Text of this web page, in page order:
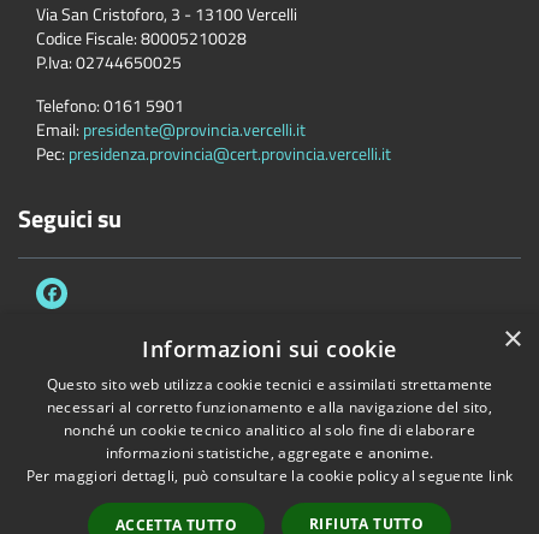
Via San Cristoforo, 3 - 13100 Vercelli
Codice Fiscale:80005210028
P.Iva:02744650025
Telefono:0161 5901
Email: presidente@provincia.vercelli.it
Pec: presidenza.provincia@cert.provincia.vercelli.it
Seguici su
Accessibilità Privacy Cookie
Mappa del sito
Dichiarazione di accessibilità e meccanismo di feedback
Link Utili
Copyright © 2026 • Provincia di Vercelli • Powered byMunicipium•
×
Informazioni sui cookie
Questo sito web utilizza cookie tecnici e assimilati strettamente
necessari al corretto funzionamento e alla navigazione del sito,
nonché un cookie tecnico analitico al solo fine di elaborare
informazioni statistiche, aggregate e anonime.
Per maggiori dettagli, può consultare la cookie policy al seguente link
ACCETTA TUTTO RIFIUTA TUTTO